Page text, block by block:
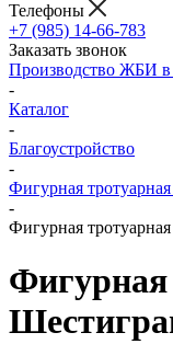
Телефоны
+7 (985) 14-66-783
Заказать звонок
Производство ЖБИ
-
Каталог
-
Благоустройство
-
Фигурная
-
Фигурная
Фигурная